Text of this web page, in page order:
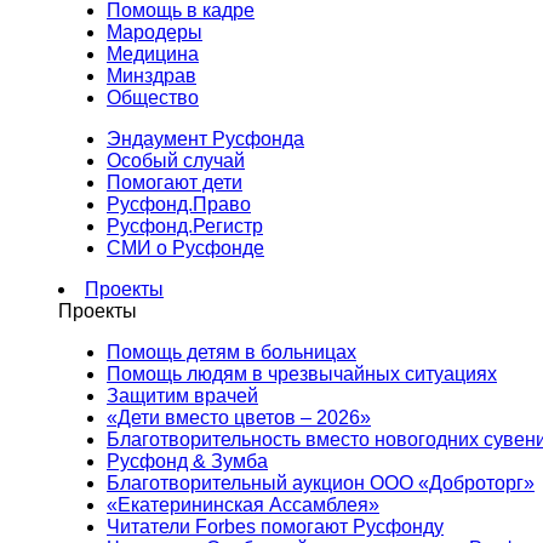
Помощь в кадре
Мародеры
Медицина
Минздрав
Общество
Эндаумент Русфонда
Особый случай
Помогают дети
Русфонд.Право
Русфонд.Регистр
СМИ о Русфонде
Проекты
Проекты
Помощь детям в больницах
Помощь людям в чрезвычайных ситуациях
Защитим врачей
«Дети вместо цветов – 2026»
Благотворительность вместо новогодних
Русфонд & Зумба
Благотворительный аукцион ООО «Доброторг»
«Екатерининская Ассамблея»
Читатели Forbes помогают Русфонду